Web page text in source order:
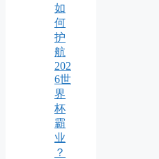
如
何
护
航
202
6世
界
杯
霸
业
？